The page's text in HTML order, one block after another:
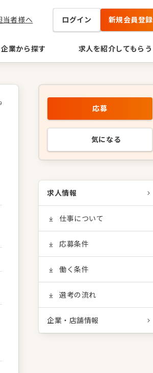
当者様へ ログイン 新規会員登録
企業から探す 求人を紹介してもらう
応募
気になる
求人情報
仕事について
応募条件
働く条件
選考の流れ
企業・店舗情報